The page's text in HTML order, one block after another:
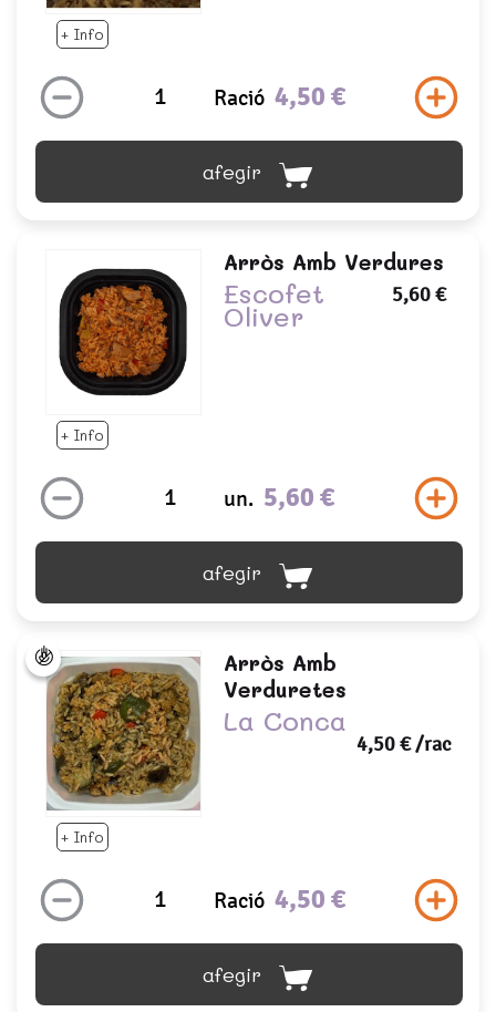
+ Info
Ració 4,50 €
afegir
+ Info
Arròs Amb Verdures
Escofet
Oliver
5,60 €
un. 5,60 €
afegir
+ Info
Arròs Amb
Verduretes
La Conca
4,50 €/rac
Ració 4,50 €
afegir